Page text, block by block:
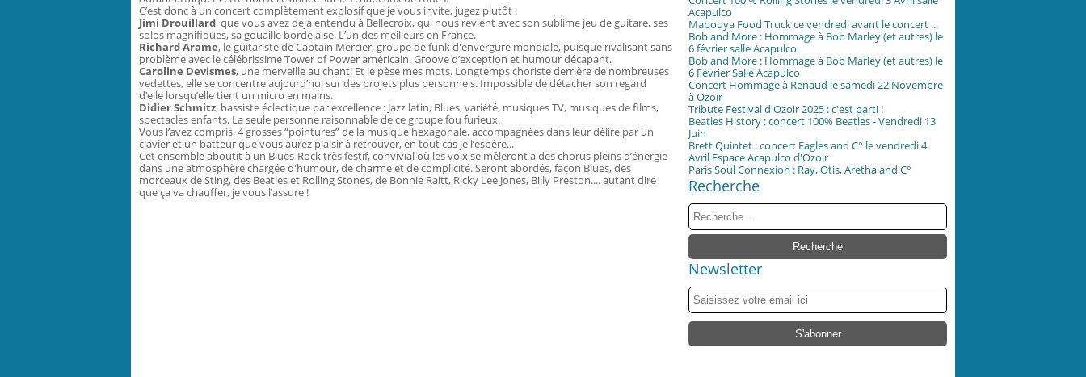
C’est donc à un concert complètement explosif que je vous invite, jugez plutôt :
Jimi Drouillard, que vous avez déjà entendu à Bellecroix, qui nous revient avec son sublime jeu de guitare, ses
solos magnifiques, sa gouaille bordelaise. L’un des meilleurs en France.
Richard Arame, le guitariste de Captain Mercier, groupe de funk d'envergure mondiale, puisque rivalisant sans
problème avec le célébrissime Tower of Power américain. Groove d’exception et humour décapant.
Caroline Devismes, une merveille au chant! Et je pèse mes mots. Longtemps choriste derrière de nombreuses
vedettes, elle se concentre aujourd’hui sur des projets plus personnels. Impossible de détacher son regard
d’elle lorsqu’elle tient un micro en mains.
Didier Schmitz, bassiste éclectique par excellence : Jazz latin, Blues, variété, musiques TV, musiques de films,
spectacles enfants. La seule personne raisonnable de ce groupe fou furieux.
Vous l’avez compris, 4 grosses “pointures” de la musique hexagonale, accompagnées dans leur délire par un
clavier et un batteur que vous aurez plaisir à retrouver, en tout cas je l’espère...
Cet ensemble aboutit à un Blues-Rock très festif, convivial où les voix se mêleront à des chorus pleins d’énergie
dans une atmosphère chargée d'humour, de charme et de complicité. Seront abordés, façon Blues, des
morceaux de Sting, des Beatles et Rolling Stones, de Bonnie Raitt, Ricky Lee Jones, Billy Preston.... autant dire
que ça va chauffer, je vous l’assure !
Acapulco
Mabouya Food Truck ce vendredi avant le concert ...
Bob and More : Hommage à Bob Marley (et autres) le
6 février salle Acapulco
Bob and More : Hommage à Bob Marley (et autres) le
6 Février Salle Acapulco
Concert Hommage à Renaud le samedi 22 Novembre
à Ozoir
Tribute Festival d'Ozoir 2025 : c'est parti !
Beatles History : concert 100% Beatles - Vendredi 13
Juin
Brett Quintet : concert Eagles and C° le vendredi 4
Avril Espace Acapulco d'Ozoir
Paris Soul Connexion : Ray, Otis, Aretha and C°
Recherche
Newsletter